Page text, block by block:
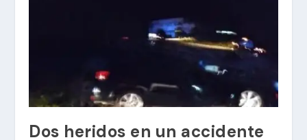
Dos heridos en un accidente